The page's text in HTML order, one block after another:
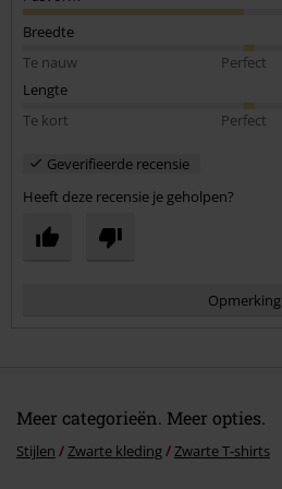
Breedte
Te nauw
Perfect
Lengte
Te kort
Perfect
Geverifieerde recensie
Heeft deze recensie je geholpen?
Opmerking
Meer categorieën. Meer opties.
Stijlen Zwarte kleding Zwarte T-shirts